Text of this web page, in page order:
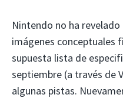
Nintendo no ha
imágenes conceptuales
supuesta lista de
septiembre (a través de
algunas pistas.